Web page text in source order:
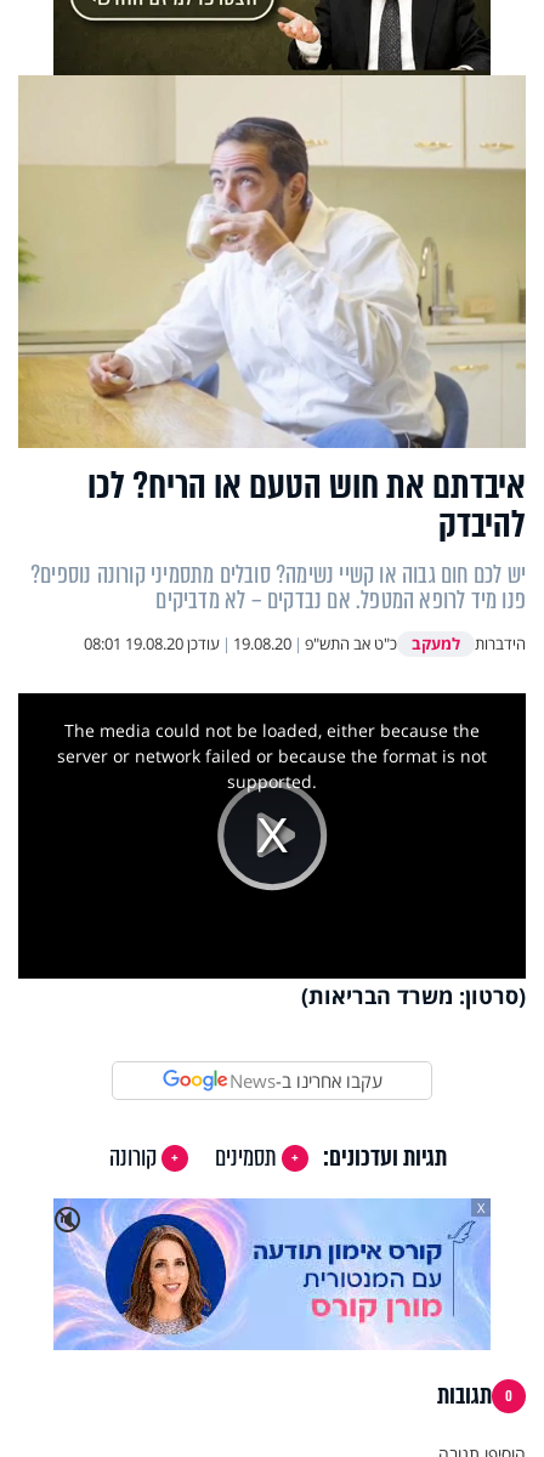
איבדתם את חוש הטעם או הריח? לכו
להיבדק
יש לכם חום גבוה או קשיי נשימה? סובלים מתסמיני קורונה נוספים?
פנו מיד לרופא המטפל. אם נבדקים – לא מדביקים
הידברות למעקב כ"ט אב התש"פ |
19.08.20
| עודכן19.08.20 08:01
Play
Video
This
The media could not be loaded, either because the
server or network failed or because the format is not
supported.
(סרטון: משרד הבריאות)
עקבו אחרינו ב-News
תגיות ועדכונים: תסמינים
קורונה
🔇
X
0 תגובות